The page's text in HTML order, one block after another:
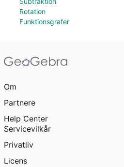
Rotation
Funktionsgrafer
Om
Partnere
Help Center
Servicevilkår
Privatliv
Licens